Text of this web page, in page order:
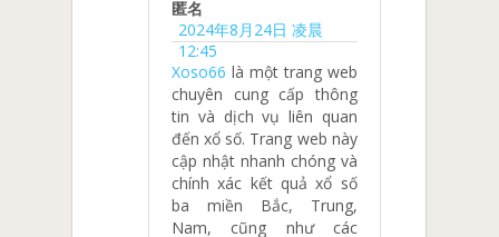
匿名
2024年8月24日 凌晨
12:45
Xoso66 là một trang web
chuyên cung cấp thông
tin và dịch vụ liên quan
đến xổ số. Trang web này
cập nhật nhanh chóng và
chính xác kết quả xổ số
ba miền Bắc, Trung,
Nam, cũng như các